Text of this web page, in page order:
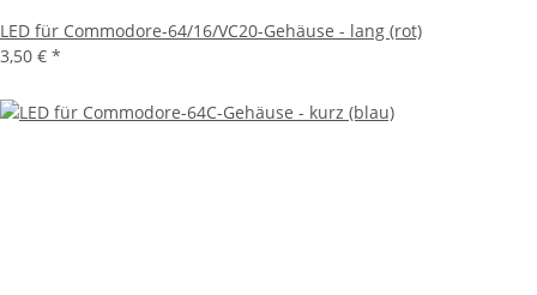
LED für Commodore-64/16/VC20-Gehäuse - lang (rot)
3,50 € *